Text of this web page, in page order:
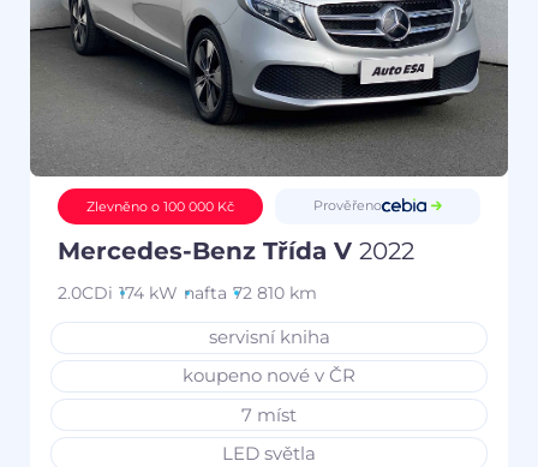
Zlevněno o 100 000 Kč Prověřeno
Mercedes-Benz Třída V 2022
2.0CDi 174 kW nafta 72 810 km
servisní kniha
koupeno nové v ČR
7 míst
LED světla